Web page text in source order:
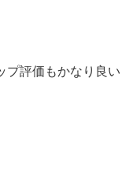
プ評価もかなり良い